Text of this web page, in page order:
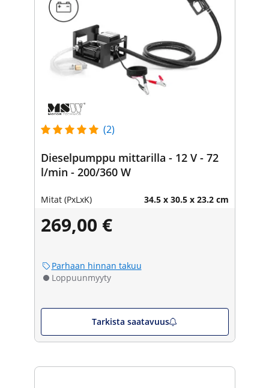
(2)
Dieselpumppu mittarilla - 12 V - 72
l/min - 200/360 W
Mitat (PxLxK) 34.5 x 30.5 x 23.2 cm
269,00 €
Parhaan hinnan takuu
Loppuunmyyty
Tarkista saatavuus